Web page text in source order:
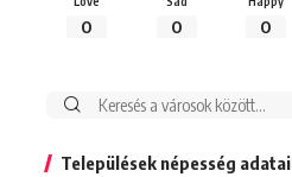
0 0 0
Keresés:
Települések népesség adatai